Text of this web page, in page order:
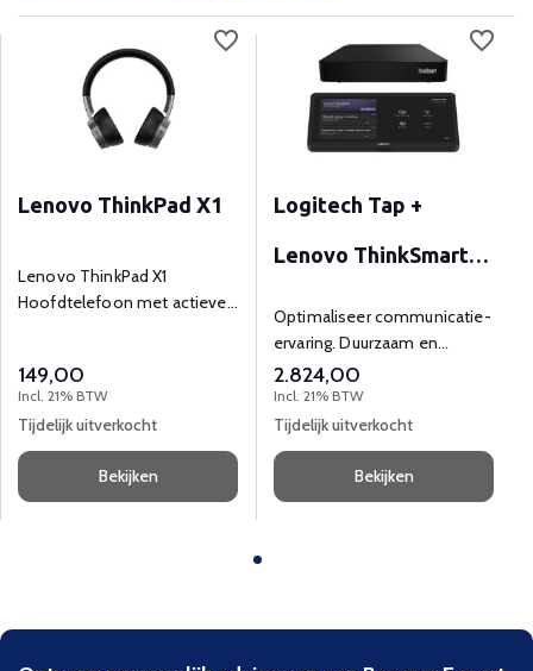
Lenovo ThinkPad X1
Lenovo ThinkPad X1
Hoofdtelefoon met actieve
ondersteuning en een
opvouwbare lichtgewicht
behuizing.
149,00
Incl. 21% BTW
Tijdelijk uitverkocht
Bekijken
Logitech Tap +
Lenovo ThinkSmart
Core
Optimaliseer communicatie-
ervaring. Duurzaam en
gebruiksvriendelijk.
2.824,00
Incl. 21% BTW
Tijdelijk uitverkocht
Bekijken